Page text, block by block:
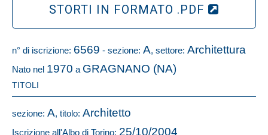
STORTI IN FORMATO .PDF
n° di iscrizione: 6569 - sezione: A, settore: Architettura
Nato nel 1970 a GRAGNANO (NA)
TITOLI
sezione: A, titolo: Architetto
Iscrizione all'Albo di Torino: 25/10/2004